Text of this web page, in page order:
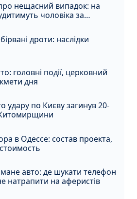
нещасний випадок: на
чоловіка за
дроти: наслідки
головні події, церковний
дня
удару по Києву загинув 20-
в Одессе: состав проекта,
авто: де шукати телефон
натрапити на аферистів